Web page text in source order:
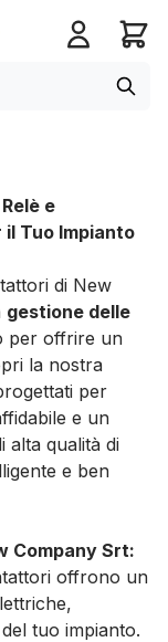
e
Tuo Impianto
di New
gestione delle
per offrire un
la nostra
per
e un
alta qualità di
e ben
Company Srt:
offrono un
tuo impianto.